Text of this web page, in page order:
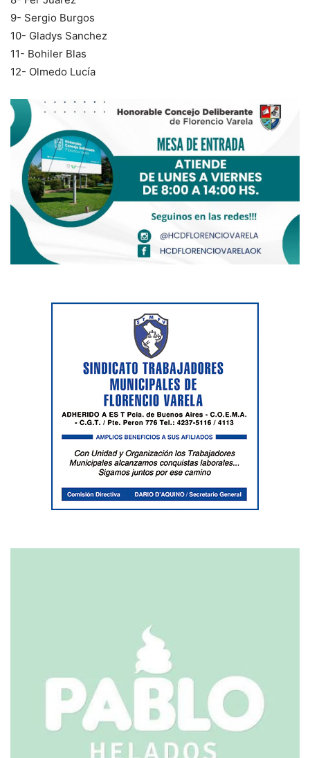
9- Sergio Burgos
10- Gladys Sanchez
11- Bohiler Blas
12- Olmedo Lucía